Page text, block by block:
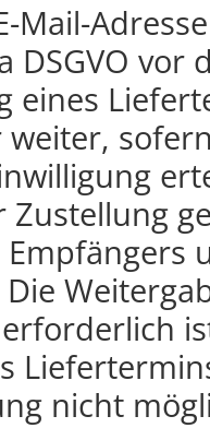
Mail-
DSGVO
eines
Zustellung
nicht